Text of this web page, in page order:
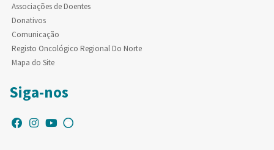
Associações de Doentes
Donativos
Comunicação
Registo Oncológico Regional Do Norte
Mapa do Site
Siga-nos